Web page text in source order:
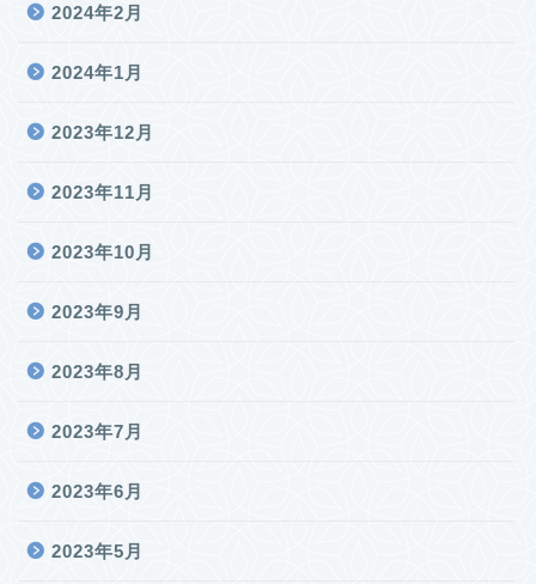
2024年2月
2024年1月
2023年12月
2023年11月
2023年10月
2023年9月
2023年8月
2023年7月
2023年6月
2023年5月